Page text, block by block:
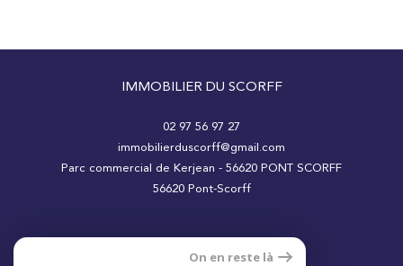
IMMOBILIER DU SCORFF
02 97 56 97 27
immobilierduscorff@gmail.com
Parc commercial de Kerjean - 56620 PONT SCORFF
56620
Pont-Scorff
On en reste là